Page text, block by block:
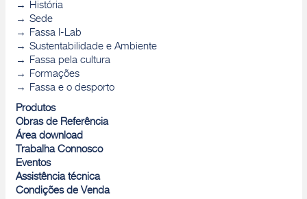
História
Sede
Fassa I-Lab
Sustentabilidade e Ambiente
Fassa pela cultura
Formações
Fassa e o desporto
Produtos
Obras de Referência
Área download
Trabalha Connosco
Eventos
Assistência técnica
Condições de Venda